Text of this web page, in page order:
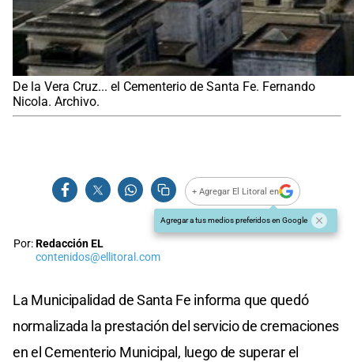
De la Vera Cruz... el Cementerio de Santa Fe. Fernando
Nicola. Archivo.
+ Agregar El Litoral en
Agregar a tus medios preferidos en Google
Por:Redacción EL
contenidos@ellitoral.com
La Municipalidad de Santa Fe informa que quedó
normalizada la prestación del servicio de cremaciones
en el Cementerio Municipal, luego de superar el